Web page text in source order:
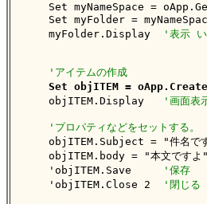
Set myNameSpace =
Set myFolder =
    myFolder.Display
'表示
'アイテムの作成
Set objITEM =
    objITEM.Display
'画面表
'プロパティなどをセットする。
objITEM.Subject = "件名で
    objITEM.body = "本文ですよ"
    'objITEM.Save
'保存
    'objITEM.Close 2
'閉じる